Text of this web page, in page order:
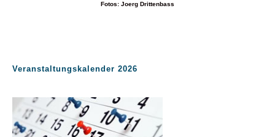
Fotos: Joerg Drittenbass
Veranstaltungskalender 2026